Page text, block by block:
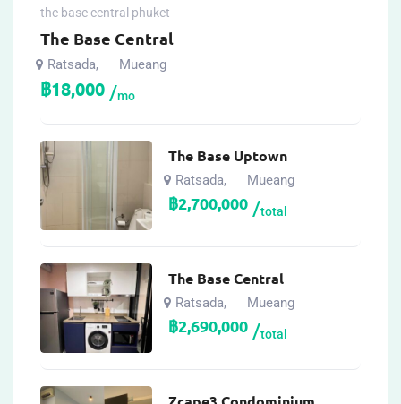
the base central phuket
The Base Central
Ratsada, Mueang
฿18,000 mo
The Base Uptown
Ratsada, Mueang
฿2,700,000 total
The Base Central
Ratsada, Mueang
฿2,690,000 total